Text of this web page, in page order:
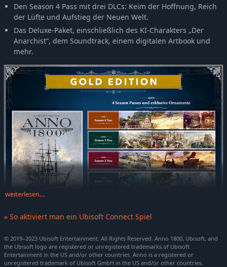
Den Season 4 Pass mit drei DLCs: Keim der Hoffnung, Reich
der Lüfte und Aufstieg der Neuen Welt.
Das Deluxe-Paket, einschließlich des KI-Charakters „Der
Anarchist“, dem Soundtrack, einem digitalen Artbook und
mehr.
weiterlesen…
» So aktiviert man ein Ubisoft Connect Spiel
© 2019–2023 Ubisoft Entertainment. All Rights Reserved. Anno 1800, Ubisoft, and
the Ubisoft logo are registered or unregistered trademarks of Ubisoft
Entertainment in the US and/or other countries. Anno is a registered or
unregistered trademark of Ubisoft GmbH in the US and/or other countries.